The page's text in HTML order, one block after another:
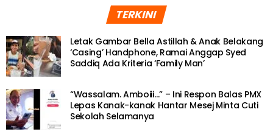
TERKINI
Letak Gambar Bella Astillah & Anak Belakang
‘Casing’ Handphone, Ramai Anggap Syed
Saddiq Ada Kriteria ‘Family Man’
“Wassalam. Amboiii…” – Ini Respon Balas PMX
Lepas Kanak-kanak Hantar Mesej Minta Cuti
Sekolah Selamanya